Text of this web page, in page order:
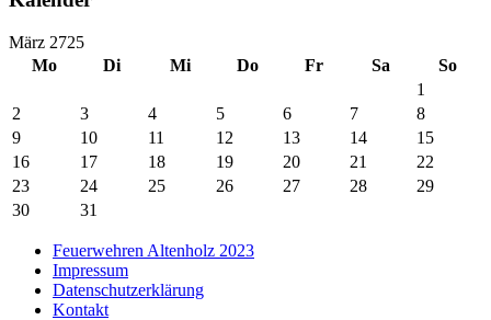
März 2725
Mo
Di Mi Do Fr Sa
So
1
2
3 4 5 6 7
8
9
10 11 12 13 14
15
16
17 18 19 20 21
22
23
24 25 26 27 28
29
30
31
Feuerwehren Altenholz 2023
Impressum
Datenschutzerklärung
Kontakt